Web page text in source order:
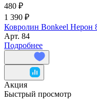
480 ₽
1 390 ₽
Ковролин Bonkeel Нерон
Арт. 84
Подробнее
Акция
Быстрый просмотр